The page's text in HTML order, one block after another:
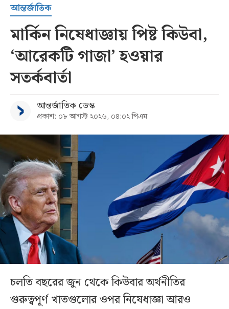
আন্তর্জাতিক
মার্কিন নিষেধাজ্ঞায় পিষ্ট কিউবা,
‘আরেকটি গাজা’ হওয়ার
সতর্কবার্তা
আন্তর্জাতিক ডেস্ক
প্রকাশ: ০৮ আগস্ট ২০২৬, ০৪:০২ পিএম
চলতি বছরের জুন থেকে কিউবার অর্থনীতির
গুরুত্বপূর্ণ খাতগুলোর ওপর নিষেধাজ্ঞা আরও